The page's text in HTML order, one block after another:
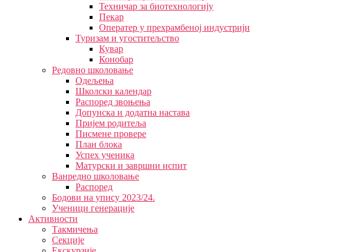
Техничар за биотехнологију
Пекар
Оператер у прехрамбеној индустрији
Туризам и угоститељство
Кувар
Конобар
Редовно школовање
Одељења
Школски календар
Распоред звоњења
Допунска и додатна настава
Пријем родитеља
Писмене провере
План блока
Успех ученика
Матурски и завршни испит
Ванредно школовање
Распоред
Бодови на упису 2023/24.
Ученици генерације
Активности
Такмичења
Секције